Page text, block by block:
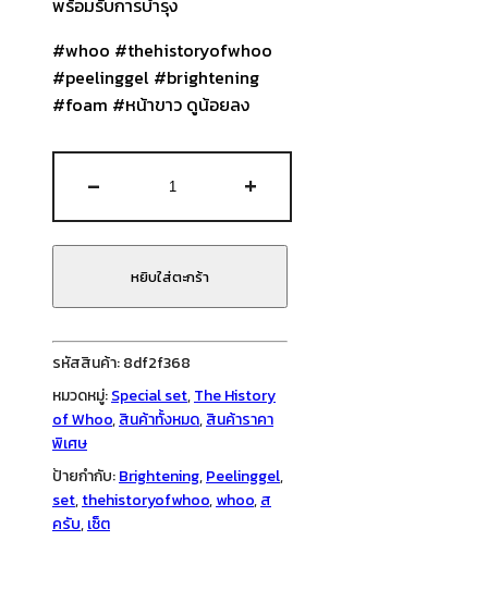
#whoo #thehistoryofwhoo
#peelinggel #brightening
#foam #หน้าขาว ดูน้อยลง
-
The
History
of
Whoo
-
Peeling
Set
+
หยิบใส่ตะกร้า
รหัสสินค้า:8df2f368
หมวดหมู่:Special set,The History
of Whoo,สินค้าทั้งหมด,สินค้าราคา
พิเศษ
ป้ายกำกับ:Brightening,Peelinggel,
set,thehistoryofwhoo,whoo,ส
ครับ,เซ็ต